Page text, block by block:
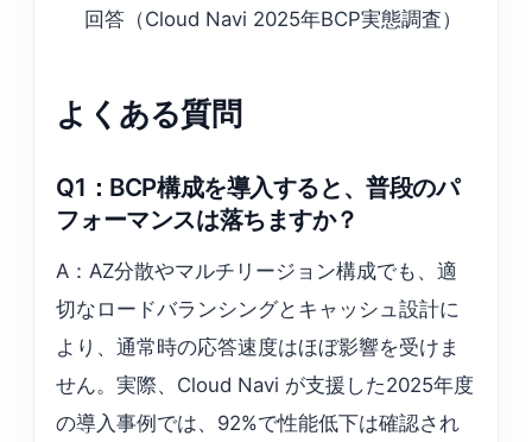
回答（Cloud Navi 2025年BCP実態調査）
よくある質問
Q1：BCP構成を導入すると、普段のパ
フォーマンスは落ちますか？
A：AZ分散やマルチリージョン構成でも、適
切なロードバランシングとキャッシュ設計に
より、通常時の応答速度はほぼ影響を受けま
せん。実際、Cloud Navi が支援した2025年度
の導入事例では、92%で性能低下は確認され